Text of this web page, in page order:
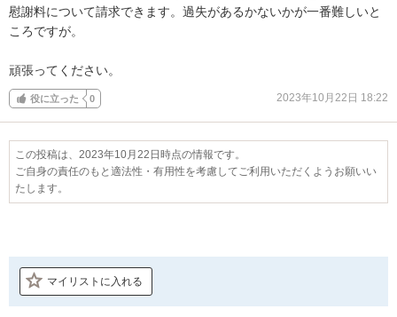
慰謝料について請求できます。過失があるかないかが一番難しいと
ころですが。
頑張ってください。
役に立った 0 2023年10月22日 18:22
この投稿は、2023年10月22日時点の情報です。
ご自身の責任のもと適法性・有用性を考慮してご利用いただくようお願いい
たします。
マイリストに入れる